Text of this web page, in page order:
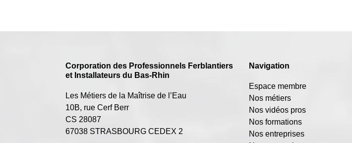
Corporation des Professionnels Ferblantiers
et Installateurs du Bas-Rhin
Les Métiers de la Maîtrise de l’Eau
10B, rue Cerf Berr
CS 28087
67038 STRASBOURG CEDEX 2
Navigation
Espace membre
Nos métiers
Nos vidéos pros
Nos formations
Nos entreprises